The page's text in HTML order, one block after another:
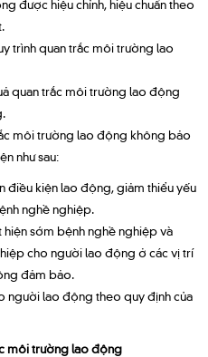
trình quan trắc môi trường lao
quan trắc môi trường lao động
môi trường lao động không bảo
như sau:
điều kiện lao động, giảm thiểu yếu
nghề nghiệp.
hiện sớm bệnh nghề nghiệp và
cho người lao động ở các vị trí
đảm bảo.
người lao động theo quy định của
môi trường lao động